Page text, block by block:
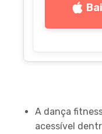
A dança
acessível